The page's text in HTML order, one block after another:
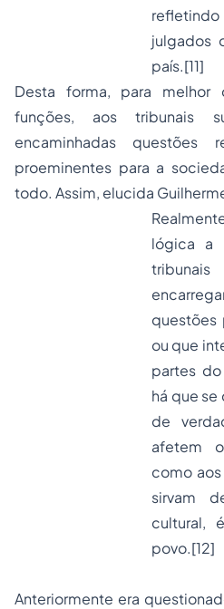
julgados
país.[11]
Desta forma, para melhor
funções, aos tribunais
encaminhadas questões
proeminentes para a
todo. Assim, elucida
lógica a
questões
ou que
partes
há que
de
afetem
como
sirvam
cultural,
povo.[12]
Anteriormente era